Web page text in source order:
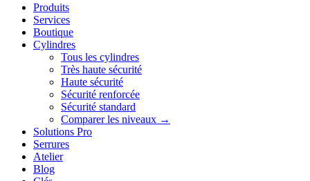
Produits
Services
Boutique
Cylindres
Tous les cylindres
Très haute sécurité
Haute sécurité
Sécurité renforcée
Sécurité standard
Comparer les niveaux →
Solutions Pro
Serrures
Atelier
Blog